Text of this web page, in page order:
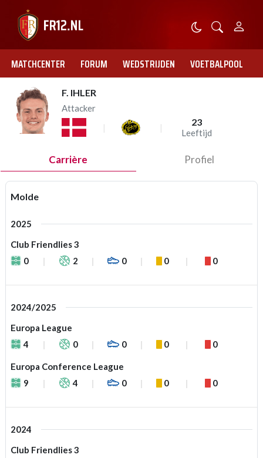
MATCHCENTER FORUM WEDSTRIJDEN VOETBALPOOL
F. IHLER
Attacker
23
Leeftijd
Carrière Profiel
Molde
2025
Club Friendlies 3
0
2 0 0 0
2024/2025
Europa League
4
0 0 0 0
Europa Conference League
9
4 0 0 0
2024
Club Friendlies 3